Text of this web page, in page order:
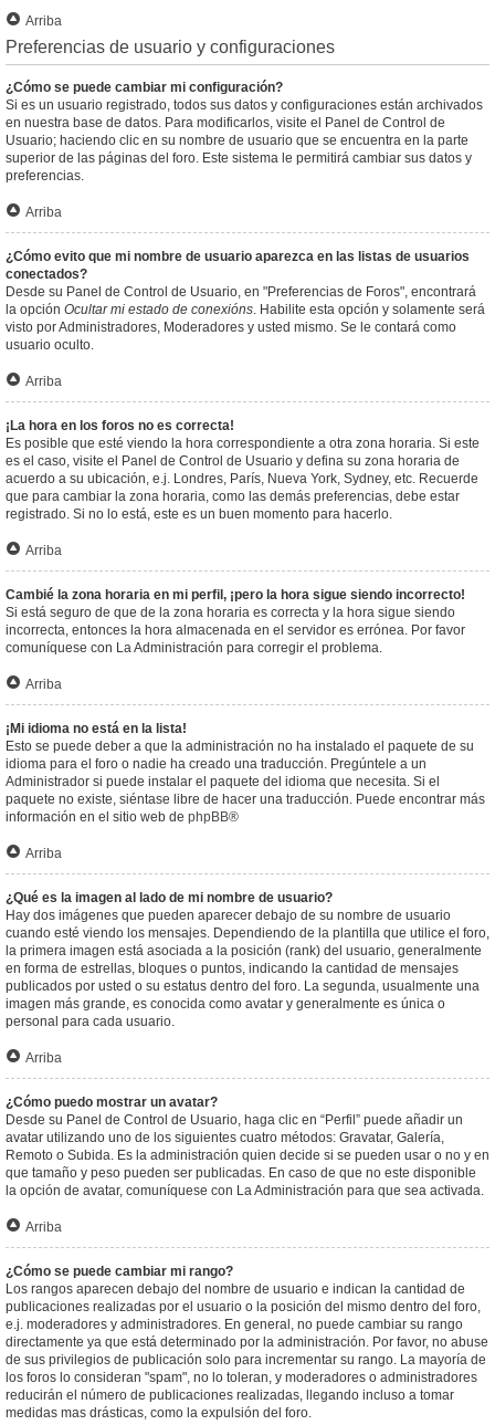
Arriba
Preferencias de usuario y configuraciones
¿Cómo se puede cambiar mi configuración?
Si es un usuario registrado, todos sus datos y configuraciones están archivados
en nuestra base de datos. Para modificarlos, visite el Panel de Control de
Usuario; haciendo clic en su nombre de usuario que se encuentra en la parte
superior de las páginas del foro. Este sistema le permitirá cambiar sus datos y
preferencias.
Arriba
¿Cómo evito que mi nombre de usuario aparezca en las listas de usuarios
conectados?
Desde su Panel de Control de Usuario, en "Preferencias de Foros", encontrará
la opción Ocultar mi estado de conexións. Habilite esta opción y solamente será
visto por Administradores, Moderadores y usted mismo. Se le contará como
usuario oculto.
Arriba
¡La hora en los foros no es correcta!
Es posible que esté viendo la hora correspondiente a otra zona horaria. Si este
es el caso, visite el Panel de Control de Usuario y defina su zona horaria de
acuerdo a su ubicación, e.j. Londres, París, Nueva York, Sydney, etc. Recuerde
que para cambiar la zona horaria, como las demás preferencias, debe estar
registrado. Si no lo está, este es un buen momento para hacerlo.
Arriba
Cambié la zona horaria en mi perfil, ¡pero la hora sigue siendo incorrecto!
Si está seguro de que de la zona horaria es correcta y la hora sigue siendo
incorrecta, entonces la hora almacenada en el servidor es errónea. Por favor
comuníquese con La Administración para corregir el problema.
Arriba
¡Mi idioma no está en la lista!
Esto se puede deber a que la administración no ha instalado el paquete de su
idioma para el foro o nadie ha creado una traducción. Pregúntele a un
Administrador si puede instalar el paquete del idioma que necesita. Si el
paquete no existe, siéntase libre de hacer una traducción. Puede encontrar más
información en el sitio web de phpBB®
Arriba
¿Qué es la imagen al lado de mi nombre de usuario?
Hay dos imágenes que pueden aparecer debajo de su nombre de usuario
cuando esté viendo los mensajes. Dependiendo de la plantilla que utilice el foro,
la primera imagen está asociada a la posición (rank) del usuario, generalmente
en forma de estrellas, bloques o puntos, indicando la cantidad de mensajes
publicados por usted o su estatus dentro del foro. La segunda, usualmente una
imagen más grande, es conocida como avatar y generalmente es única o
personal para cada usuario.
Arriba
¿Cómo puedo mostrar un avatar?
Desde su Panel de Control de Usuario, haga clic en “Perfil” puede añadir un
avatar utilizando uno de los siguientes cuatro métodos: Gravatar, Galería,
Remoto o Subida. Es la administración quien decide si se pueden usar o no y en
que tamaño y peso pueden ser publicadas. En caso de que no este disponible
la opción de avatar, comuníquese con La Administración para que sea activada.
Arriba
¿Cómo se puede cambiar mi rango?
Los rangos aparecen debajo del nombre de usuario e indican la cantidad de
publicaciones realizadas por el usuario o la posición del mismo dentro del foro,
e.j. moderadores y administradores. En general, no puede cambiar su rango
directamente ya que está determinado por la administración. Por favor, no abuse
de sus privilegios de publicación solo para incrementar su rango. La mayoría de
los foros lo consideran "spam", no lo toleran, y moderadores o administradores
reducirán el número de publicaciones realizadas, llegando incluso a tomar
medidas mas drásticas, como la expulsión del foro.